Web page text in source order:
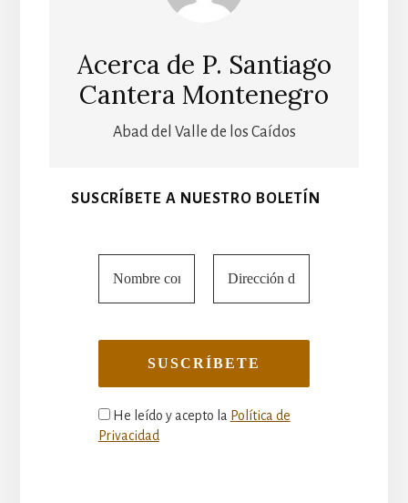
Acerca de P. Santiago
Cantera Montenegro
Abad del Valle de los Caídos
SUSCRÍBETE A NUESTRO BOLETÍN
He leído y acepto la Política de
Privacidad